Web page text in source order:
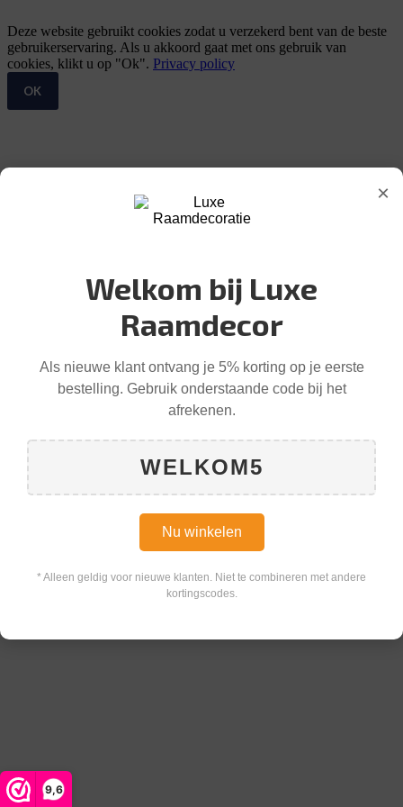
9,6
×
Welkom bij Luxe
Raamdecor
Als nieuwe klant ontvang je 5% korting op je eerste
bestelling. Gebruik onderstaande code bij het
afrekenen.
WELKOM5
Nu winkelen
* Alleen geldig voor nieuwe klanten. Niet te combineren met andere
kortingscodes.
Deze website gebruikt cookies zodat u verzekerd bent van de beste
gebruikerservaring. Als u akkoord gaat met ons gebruik van
cookies, klikt u op "Ok". Privacy policy
OK